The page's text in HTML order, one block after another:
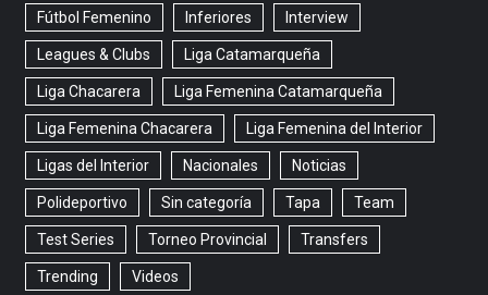
Fútbol Femenino Inferiores Interview
Leagues & Clubs Liga Catamarqueña
Liga Chacarera Liga Femenina Catamarqueña
Liga Femenina Chacarera Liga Femenina del Interior
Ligas del Interior Nacionales Noticias
Polideportivo Sin categoría Tapa Team
Test Series Torneo Provincial Transfers
Trending Videos